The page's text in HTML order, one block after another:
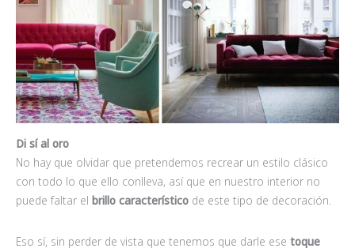
Di sí al oro
No hay que olvidar que pretendemos recrear un estilo clásico
con todo lo que ello conlleva, así que en nuestro interior no
puede faltar el brillo característico de este tipo de decoración.
Eso sí, sin perder de vista que tenemos que darle ese toque